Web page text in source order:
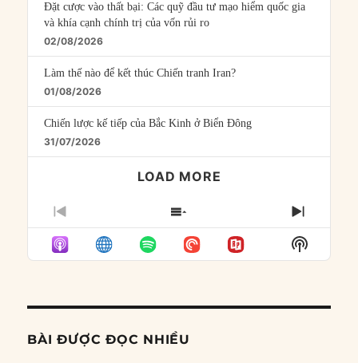
Đặt cược vào thất bại: Các quỹ đầu tư mạo hiểm quốc gia
và khía cạnh chính trị của vốn rủi ro
02/08/2026
Làm thế nào để kết thúc Chiến tranh Iran?
01/08/2026
Chiến lược kế tiếp của Bắc Kinh ở Biển Đông
31/07/2026
LOAD MORE
PREVIOUS
EPISODE
SHOW
EPISODES
LIST
NEXT
Show
Podcast
BÀI ĐƯỢC ĐỌC NHIỀU